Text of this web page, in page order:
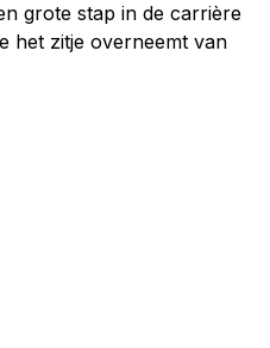
grote stap in de carrière
het zitje overneemt van